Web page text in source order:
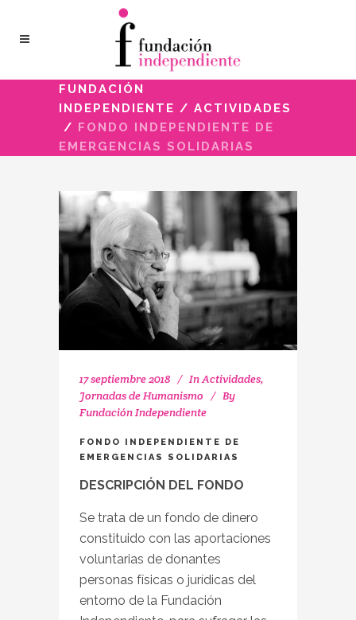
FUNDACIÓN
INDEPENDIENTE / ACTIVIDADES
/ FONDO INDEPENDIENTE DE
EMERGENCIAS SOLIDARIAS
17 septiembre 2018 InActividades,
Jornadas de Humanismo
By
Fundación Independiente
FONDO INDEPENDIENTE DE
EMERGENCIAS SOLIDARIAS
DESCRIPCIÓN DEL FONDO
Se trata de un fondo de dinero
constituido con las aportaciones
voluntarias de donantes
personas físicas o jurídicas del
entorno de la Fundación